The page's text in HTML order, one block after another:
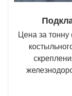
Цена за